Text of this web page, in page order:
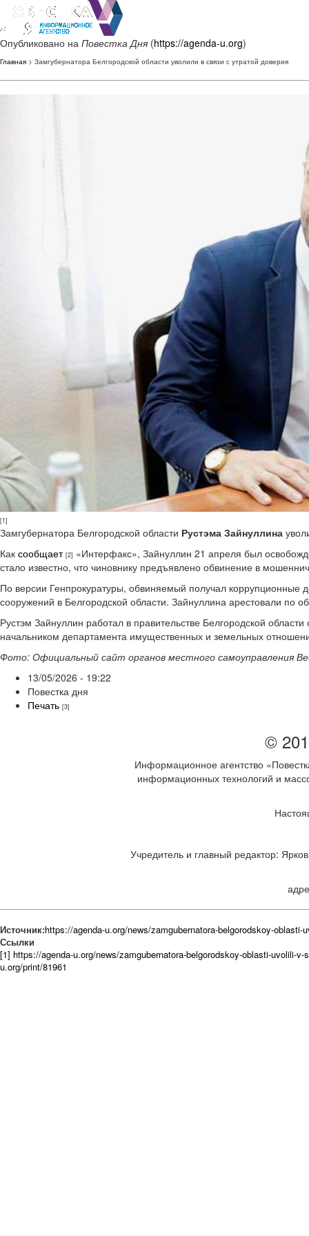
Опубликовано на Повестка Дня (https://agenda-u.org)
Главная > Замгубернатора Белгородской области уволили в связи с утратой доверия
[1]
Замгубернатора Белгородской области Рустэма Зайнуллина
Как сообщает [2] «Интерфакс», Зайнуллин 21 апреля был
стало известно, что чиновнику предъявлено обвинение в
По версии Генпрокуратуры, обвиняемый получал коррупционные
сооружений в Белгородской области. Зайнуллина арестовали
Рустэм Зайнуллин работал в правительстве Белгородской
начальником департамента имущественных и земельных
Фото: Официальный сайт органов местного самоуправления
13/05/2026 - 19:22
Повестка дня
Печать [3]
©
Информационное агентство
информационных технологий и
Учредитель и главный редактор:
Источник:https://agenda-u.org/news/zamgubernatora-belgorodskoy-
Ссылки
[1] https://agenda-u.org/news/zamgubernatora-belgorodskoy-oblasti-uvolili-
u.org/print/81961